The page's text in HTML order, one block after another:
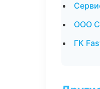
ООО
ГК